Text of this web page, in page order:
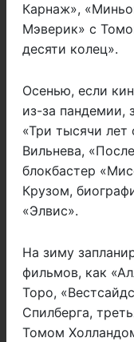
Карнаж»,
Мэверик» с
десяти колец».
Осенью, если
из-за пандемии,
«Три тысячи
Вильнева,
блокбастер
Крузом,
«Элвис».
На зиму
фильмов, как
Торо,
Спилберга,
Томом